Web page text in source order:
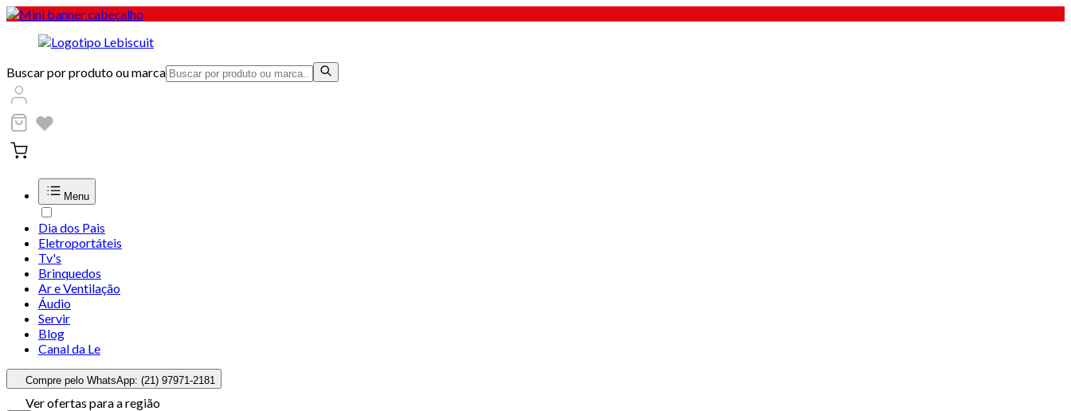
Buscar por produto ou marca
Menu
Dia dos Pais
Eletroportáteis
Tv's
Brinquedos
Ar e Ventilação
Áudio
Servir
Blog
Canal da Le
Compre pelo WhatsApp: (21) 97971-2181
Ver ofertas para a região